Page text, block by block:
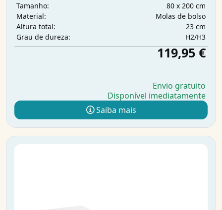
Tamanho:
80 x 200 cm
Material:
Molas de bolso
Altura total:
23 cm
Grau de dureza:
H2/H3
119,95 €
Envio gratuito
Disponível imediatamente
Saiba mais